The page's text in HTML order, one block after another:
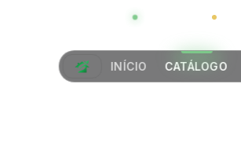
GLOBAL
INÍCIO CATÁLOGO